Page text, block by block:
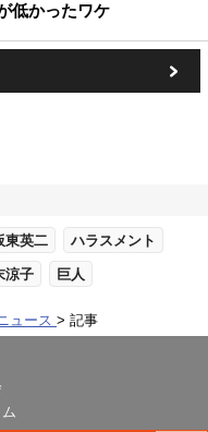
低かったワケ
東英二 ハラスメント
涼子 巨人
ュース 記事